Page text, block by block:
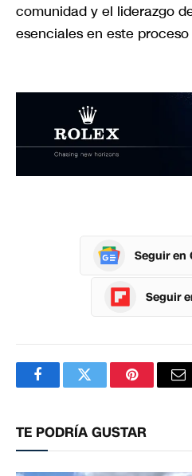
comunidad y el liderazgo
esenciales en este
Seguir en
Seguir
FacebookTwitterPinterest
TE PODRÍA GUSTAR